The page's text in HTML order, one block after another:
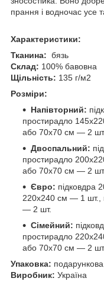
прання і водночас усе
Характеристики:
Тканина: бязь
Склад: 100% бавовна
Щільність: 135 г/м2
Розміри:
Напівторний:
простирадло
або 70х70 см — 2
Двоспальний:
простирадло
або 70х70 см — 2
Євро: підковдра
220х240 см — 1 шт.,
— 2 шт.
Сімейний:
простирадло
або 70х70 см — 2
Упаковка:
Виробник: Україна